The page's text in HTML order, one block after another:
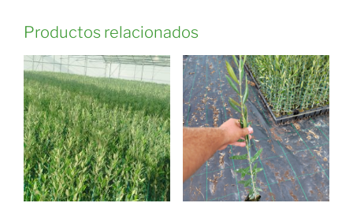
Productos relacionados